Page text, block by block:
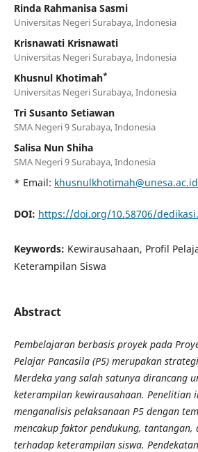
Rinda Rahmanisa Sasmi
Universitas Negeri Surabaya, Indonesia
Krisnawati Krisnawati
Universitas Negeri Surabaya, Indonesia
Khusnul Khotimah*
Universitas Negeri Surabaya, Indonesia
Tri Susanto Setiawan
SMA Negeri 9 Surabaya, Indonesia
Salisa Nun Shiha
SMA Negeri 9 Surabaya, Indonesia
* Email: khusnulkhotimah@unesa.ac.id
DOI: https://doi.org/10.58706/
Keywords: Kewirausahaan, Profil
Keterampilan Siswa
Abstract
Pembelajaran berbasis proyek pada
Pelajar Pancasila (P5) merupakan
Merdeka yang salah satunya dirancang
keterampilan kewirausahaan. Penelitian
menganalisis pelaksanaan P5 dengan
mencakup faktor pendukung, tantangan,
terhadap keterampilan siswa.